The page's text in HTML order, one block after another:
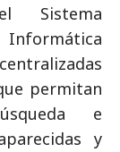
Sistema
permitan
e
y